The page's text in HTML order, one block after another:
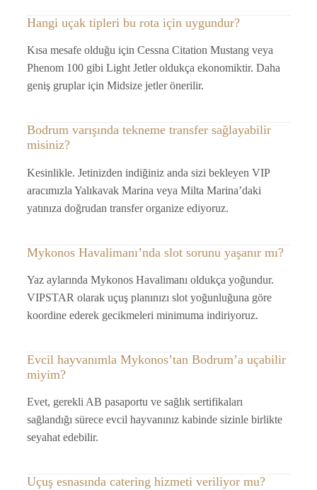
Hangi uçak tipleri bu rota için uygundur?
Kısa mesafe olduğu için Cessna Citation Mustang veya
Phenom 100 gibi Light Jetler oldukça ekonomiktir. Daha
geniş gruplar için Midsize jetler önerilir.
Bodrum varışında tekneme transfer sağlayabilir
misiniz?
Kesinlikle. Jetinizden indiğiniz anda sizi bekleyen VIP
aracımızla Yalıkavak Marina veya Milta Marina’daki
yatınıza doğrudan transfer organize ediyoruz.
Mykonos Havalimanı’nda slot sorunu yaşanır mı?
Yaz aylarında Mykonos Havalimanı oldukça yoğundur.
VIPSTAR olarak uçuş planınızı slot yoğunluğuna göre
koordine ederek gecikmeleri minimuma indiriyoruz.
Evcil hayvanımla Mykonos’tan Bodrum’a uçabilir
miyim?
Evet, gerekli AB pasaportu ve sağlık sertifikaları
sağlandığı sürece evcil hayvanınız kabinde sizinle birlikte
seyahat edebilir.
Uçuş esnasında catering hizmeti veriliyor mu?